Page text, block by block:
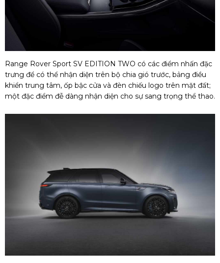
Range Rover Sport SV EDITION TWO có các điểm nhấn đặc
trưng để có thể nhận diện trên bộ chia gió trước, bảng điều
khiển trung tâm, ốp bậc cửa và đèn chiếu logo trên mặt đất;
một đặc điểm đễ dàng nhận diện cho sự sang trọng thể thao.